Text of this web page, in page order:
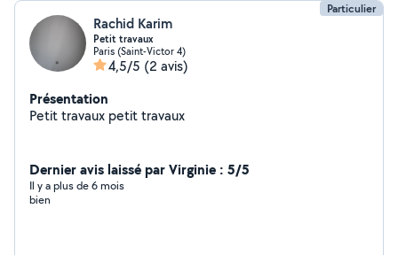
Particulier
Rachid Karim
Petit travaux
Paris (Saint-Victor 4)
4,5/5 (2 avis)
Présentation
Petit travaux petit travaux
Dernier avis laissé par Virginie : 5/5
Il y a plus de 6 mois
bien